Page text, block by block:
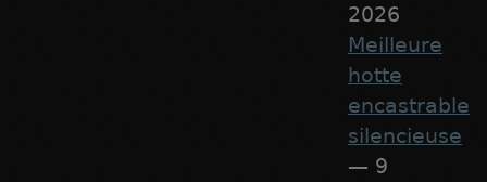
2026
Meilleure
hotte
encastrable
silencieuse
— 9